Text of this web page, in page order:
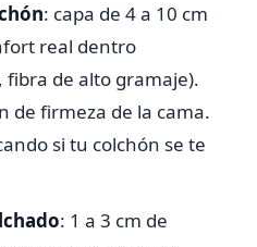
: capa de 4 a 10 cm
real dentro
fibra de alto gramaje).
de firmeza de la cama.
si tu colchón se te
: 1 a 3 cm de